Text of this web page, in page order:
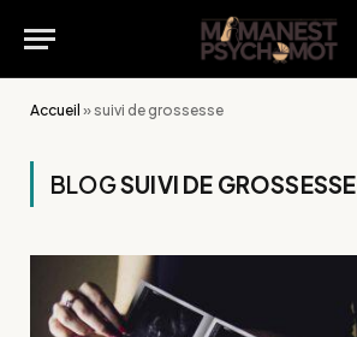
Accueil »suivi de grossesse
BLOGSUIVI DE GROSSESSE